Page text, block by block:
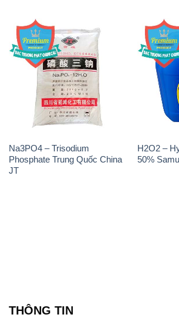
Na3PO4 – Trisodium
Phosphate Trung Quốc China
JT
H2O2 –
50%
THÔNG TIN